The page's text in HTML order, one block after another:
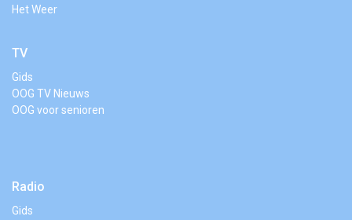
Het Weer
TV
Gids
OOG TV Nieuws
OOG voor senioren
Radio
Gids